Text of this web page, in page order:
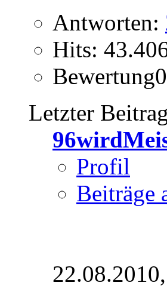
Antworten:
Hits:
Letzter
Profil
Beiträge
22.08.2010,